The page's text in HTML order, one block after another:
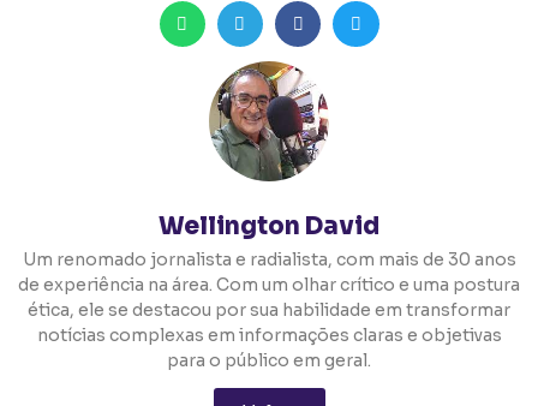
Wellington David
Um renomado jornalista e radialista, com mais de 30 anos
de experiência na área. Com um olhar crítico e uma postura
ética, ele se destacou por sua habilidade em transformar
notícias complexas em informações claras e objetivas
para o público em geral.